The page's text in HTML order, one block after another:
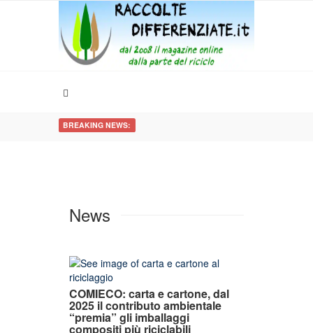
BREAKING NEWS:
News
COMIECO: carta e cartone, dal
2025 il contributo ambientale
“premia” gli imballaggi
compositi più riciclabili